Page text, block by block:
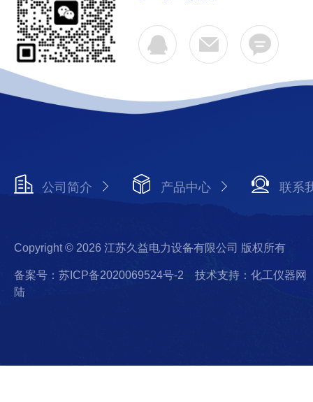
公司简介 产品中心 联系
Copyright © 2026 江苏久益电力设备有限公司 版权所有
备案号：苏ICP备2020069524号-2
技术支持：化工仪器网
陆